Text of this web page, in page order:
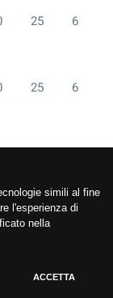
simili al fine
l'esperienza di
nella
ACCETTA
25 6
25 6
25 6
25
25 6